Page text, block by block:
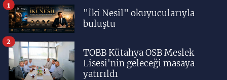
"İki Nesil" okuyucularıyla
buluştu
1
TOBB Kütahya OSB Meslek
Lisesi'nin geleceği masaya
yatırıldı
2